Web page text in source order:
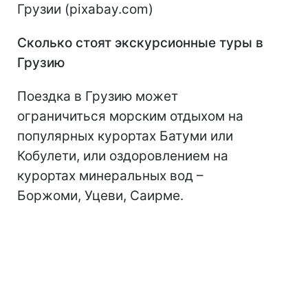
Грузии (pixabay.com)
Сколько стоят экскурсионные туры в
Грузию
Поездка в Грузию может
ограничиться морским отдыхом на
популярных курортах Батуми или
Кобулети, или оздоровлением на
курортах минеральных вод –
Боржоми, Уцеви, Саирме.